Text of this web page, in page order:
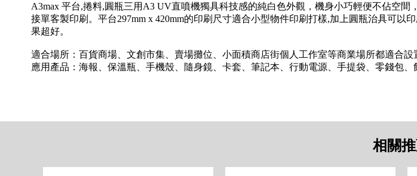
A3max 平台,捲料,圓瓶三用A3 UV直噴機獨具科技感的純白色外觀，機身小巧輕便不佔空
接單客製印刷。平台297mm x 420mm的印刷尺寸適合小型物件印刷打樣,加上圓瓶治具可以
果超好。
適合場所：百貨商場、文創市集、賣場攤位、小面積商店街個人工作室等商業場所都適合設
應用產品：海報、保溫瓶、手機殼、隨身鏡、卡套、筆記本、行動電源、手提袋、零錢包、